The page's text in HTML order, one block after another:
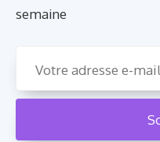
semaine